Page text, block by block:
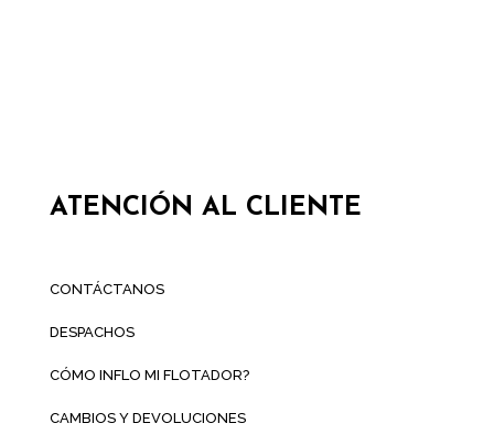
ATENCIÓN AL CLIENTE
CONTÁCTANOS
DESPACHOS
CÓMO INFLO MI FLOTADOR?
CAMBIOS Y DEVOLUCIONES